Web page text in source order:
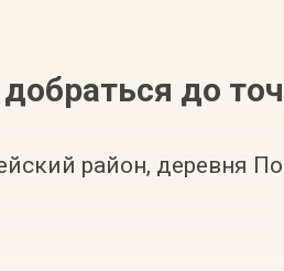
до
район, деревня